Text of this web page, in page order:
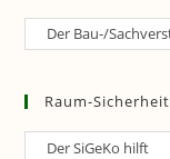
Raum-
Raum-Sicherheit
Raum-